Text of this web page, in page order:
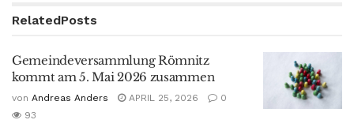
RelatedPosts
Gemeindeversammlung Römnitz
kommt am 5. Mai 2026 zusammen
von Andreas Anders APRIL 25, 2026
0
93